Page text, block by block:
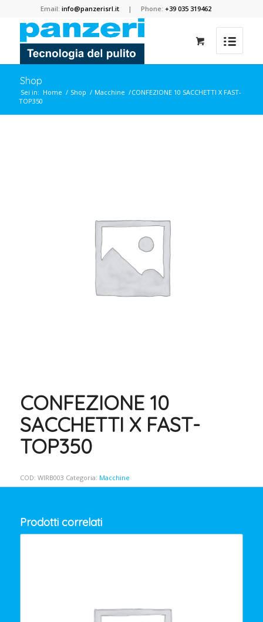
Email:info@panzerisrl.it | Phone:+39 035 319462
Shop
Sei in: Home / Shop / Macchine /CONFEZIONE 10 SACCHETTI X FAST-
TOP350
CONFEZIONE 10
SACCHETTI X FAST-
TOP350
COD: WIRB003 Categoria: Macchine
Prodotti correlati